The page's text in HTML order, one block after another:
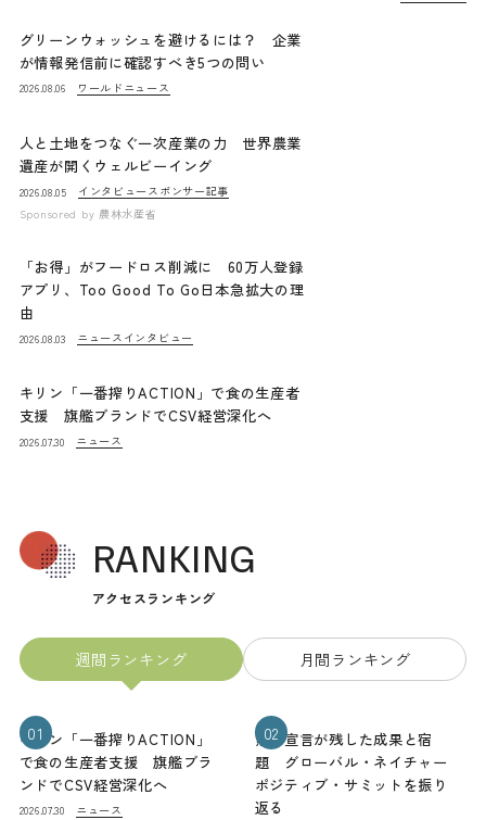
グリーンウォッシュを避けるには？ 企業
が情報発信前に確認すべき5つの問い
2026.08.06 ワールドニュース
人と土地をつなぐ一次産業の力 世界農業
遺産が開くウェルビーイング
2026.08.05 インタビュー スポンサー記事
Sponsored by 農林水産省
「お得」がフードロス削減に 60万人登録
アプリ、Too Good To Go日本急拡大の理
由
2026.08.03 ニュース インタビュー
キリン「一番搾りACTION」で食の生産者
支援 旗艦ブランドでCSV経営深化へ
2026.07.30 ニュース
RANKING
アクセスランキング
週間ランキング 月間ランキング
01
キリン「一番搾りACTION」
で食の生産者支援 旗艦ブラ
ンドでCSV経営深化へ
2026.07.30 ニュース
02
熊本宣言が残した成果と宿
題 グローバル・ネイチャー
ポジティブ・サミットを振り
返る